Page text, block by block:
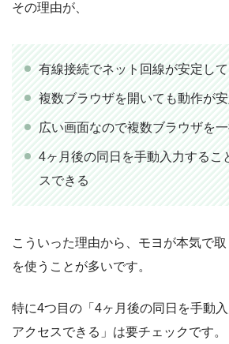
その理由が、
有線接続でネット回線が安定し
複数ブラウザを開いても動作が
広い画面なので複数ブラウザを
4ヶ月後の同日を手動入力するこ
スできる
こういった理由から、モヨが本気で
を使うことが多いです。
特に4つ目の「4ヶ月後の同日を手動
アクセスできる」は要チェックです。